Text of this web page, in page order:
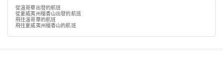
從溫哥華出發的航班
從夏威夷州檀香山出發的航班
飛往溫哥華的航班
飛往夏威夷州檀香山的航班